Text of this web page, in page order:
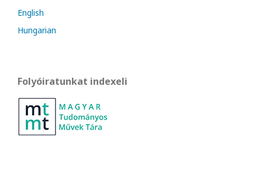
English
Hungarian
Folyóiratunkat indexeli